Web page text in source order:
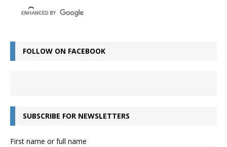
FOLLOW ON FACEBOOK
SUBSCRIBE FOR NEWSLETTERS
First name or full name